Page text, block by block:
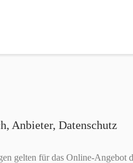
Datenschutz
gelten für das Online-Angebot